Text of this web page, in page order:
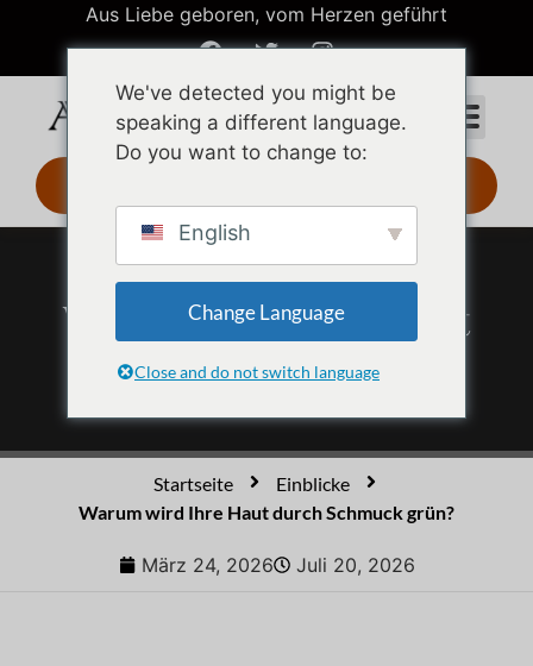
Aus Liebe geboren, vom Herzen geführt
Warum wird Ihre Haut
durch Schmuck grün?
Startseite
Einblicke
Warum wird Ihre Haut durch Schmuck grün?
März 24, 2026 Juli 20, 2026
We've detected you might be
speaking a different language.
Do you want to change to:
English
Change Language
Close and do not switch language